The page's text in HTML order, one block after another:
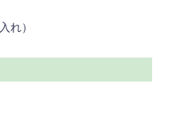
れ）